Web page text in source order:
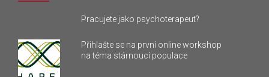
Pracujete jako psychoterapeut?
Přihlašte se na první online workshop
na téma stárnoucí populace